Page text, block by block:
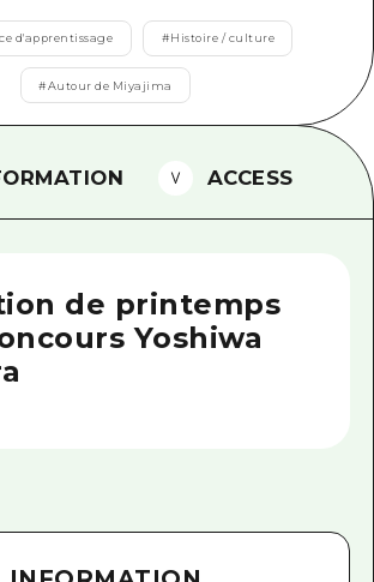
bénévole
Vidéo d'Hiroshima
de Photos
d'apprentissage #Histoire / culture
#Autour de Miyajima
ACCESS
de printemps
Yoshiwa